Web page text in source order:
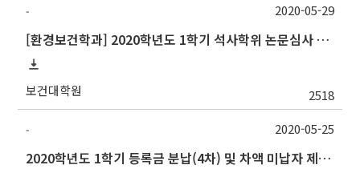
-
[환경보건학과] 2020학년도 1학기 석사학위 논문심사 일정
보건대학원 2518
2020-05-29
-
2020학년도 1학기 등록금 분납(4차) 및 차액 미납자 제적 예정 알림
2020-05-25